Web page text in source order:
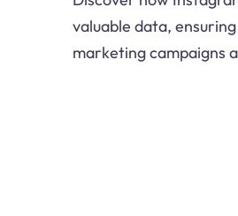
valuable data,
marketing campaigns